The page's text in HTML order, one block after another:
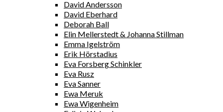
David Andersson
David Eberhard
Deborah Ball
Elin Mellerstedt & Johanna Stillman
Emma Igelström
Erik Hörstadius
Eva Forsberg Schinkler
Eva Rusz
Eva Sanner
Ewa Meruk
Ewa Wigenheim